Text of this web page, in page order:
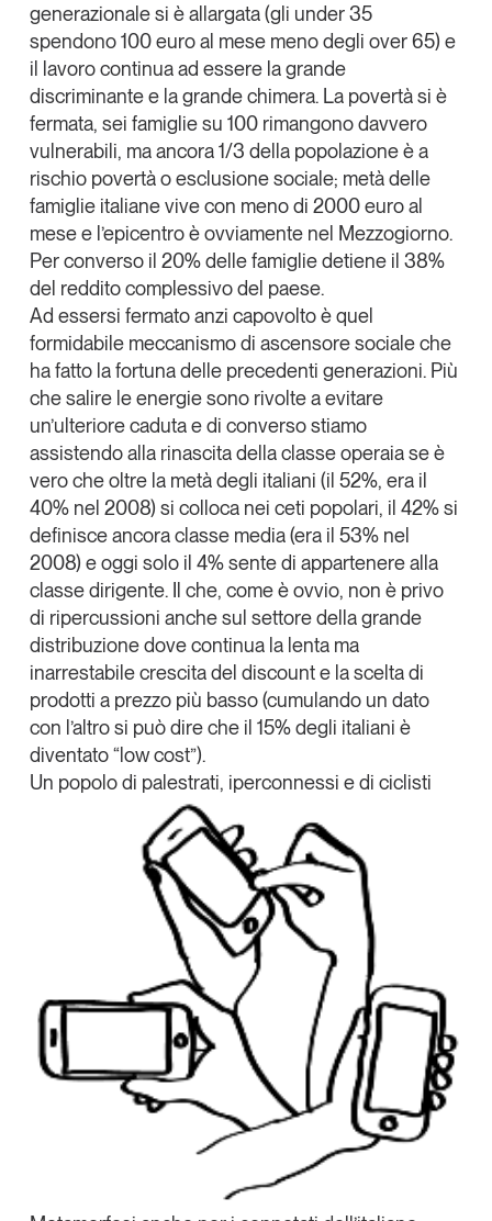
GS1 Italy GS1 Italy GS1 Italy
Tendenze
generazionale si è allargata (gli under 35
spendono 100 euro al mese meno degli over 65) e
il lavoro continua ad essere la grande
discriminante e la grande chimera. La povertà si è
fermata, sei famiglie su 100 rimangono davvero
vulnerabili, ma ancora 1/3 della popolazione è a
rischio povertà o esclusione sociale; metà delle
famiglie italiane vive con meno di 2000 euro al
mese e l’epicentro è ovviamente nel Mezzogiorno.
Per converso il 20% delle famiglie detiene il 38%
del reddito complessivo del paese.
Ad essersi fermato anzi capovolto è quel
formidabile meccanismo di ascensore sociale che
ha fatto la fortuna delle precedenti generazioni. Più
che salire le energie sono rivolte a evitare
un’ulteriore caduta e di converso stiamo
assistendo alla rinascita della classe operaia se è
vero che oltre la metà degli italiani (il 52%, era il
40% nel 2008) si colloca nei ceti popolari, il 42% si
definisce ancora classe media (era il 53% nel
2008) e oggi solo il 4% sente di appartenere alla
classe dirigente. Il che, come è ovvio, non è privo
di ripercussioni anche sul settore della grande
distribuzione dove continua la lenta ma
inarrestabile crescita del discount e la scelta di
prodotti a prezzo più basso (cumulando un dato
con l’altro si può dire che il 15% degli italiani è
diventato “low cost”).
Un popolo di palestrati, iperconnessi e di ciclisti